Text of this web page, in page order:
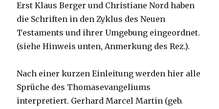
Erst Klaus Berger und Christiane Nord haben
die Schriften in den Zyklus des Neuen
Testaments und ihrer Umgebung eingeordnet.
(siehe Hinweis unten, Anmerkung des Rez.).
Nach einer kurzen Einleitung werden hier alle
Sprüche des Thomasevangeliums
interpretiert. Gerhard Marcel Martin (geb.